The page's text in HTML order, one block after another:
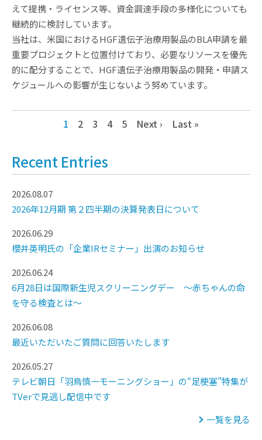
えて提携・ライセンス等、資金調達手段の多様化についても
継続的に検討しています。
当社は、米国におけるHGF遺伝子治療用製品のBLA申請を最
重要プロジェクトと位置付けており、必要なリソースを優先
的に配分することで、HGF遺伝子治療用製品の開発・申請ス
ケジュールへの影響が生じないよう努めています。
1 2 3 4 5 Next › Last »
Recent Entries
2026.08.07
2026年12月期 第２四半期の決算発表日について
2026.06.29
櫻井英明氏の「企業IRセミナー」出演のお知らせ
2026.06.24
6月28日は国際新生児スクリーニングデー ～赤ちゃんの命
を守る検査とは～
2026.06.08
最近いただいたご質問に回答いたします
2026.05.27
テレビ朝日「羽鳥慎一モーニングショー」の“足梗塞”特集が
TVerで見逃し配信中です
一覧を見る